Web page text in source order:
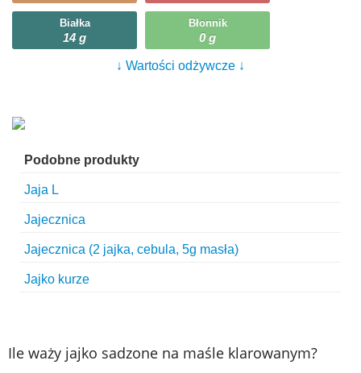
Białka
14 g
Błonnik
0 g
↓ Wartości odżywcze ↓
Podobne produkty
Jaja L
Jajecznica
Jajecznica (2 jajka, cebula, 5g masła)
Jajko kurze
Ile waży jajko sadzone na maśle klarowanym?